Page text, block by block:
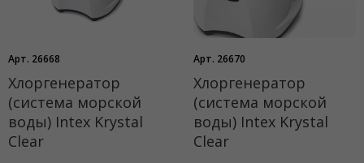
Арт. 26668
Хлоргенератор
(система морской
воды) Intex Krystal
Clear
Арт. 26670
Хлоргенератор
(система морской
воды) Intex Krystal
Clear